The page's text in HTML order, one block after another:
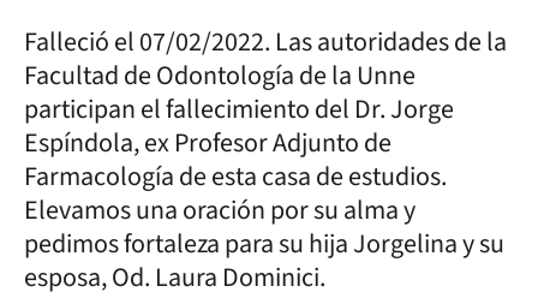
Falleció el 07/02/2022. Las autoridades de la
Facultad de Odontología de la Unne
participan el fallecimiento del Dr. Jorge
Espíndola, ex Profesor Adjunto de
Farmacología de esta casa de estudios.
Elevamos una oración por su alma y
pedimos fortaleza para su hija Jorgelina y su
esposa, Od. Laura Dominici.